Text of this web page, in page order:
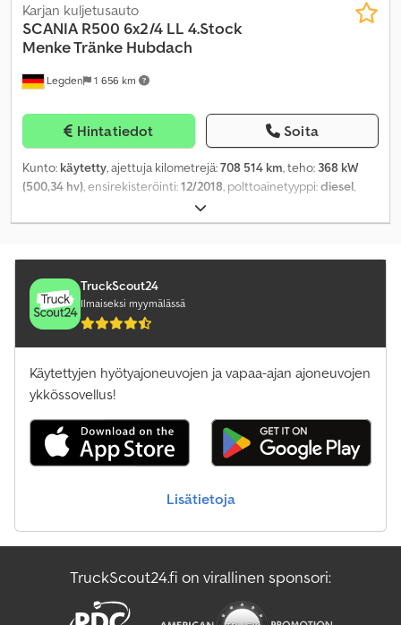
Legden 1 656 km
Karjan kuljetusauto
SCANIA R500 6x2/4 LL 4.Stock
Menke Tränke Hubdach
Hintatiedot Soita
Kunto: käytetty, ajettuja kilometrejä:708 514 km, teho: 368 kW
(500,34 hv), ensirekisteröinti:12/2018, polttoainetyyppi:diesel,
, akselikokoonpano:
tarkastus (TÜV):03/2026, jarrut:retarderi, väri:valkoinen,
kokonaisleveys:2 550 mm, kokonaiskorkeus:3 631 mm,
kuormatilan pituus:7 170 mm
kuormatilan korkeus:2 860 mm
ajonvakautusjärjestelmä (ESP), ilmastointi, navigointijärjestelmä,
TruckScout24
Ilmaiseksi myymälässä
Käytettyjen hyötyajoneuvojen ja vapaa-ajan ajoneuvojen
ykkössovellus!
Lisätietoja
TruckScout24.fi on virallinen sponsori: